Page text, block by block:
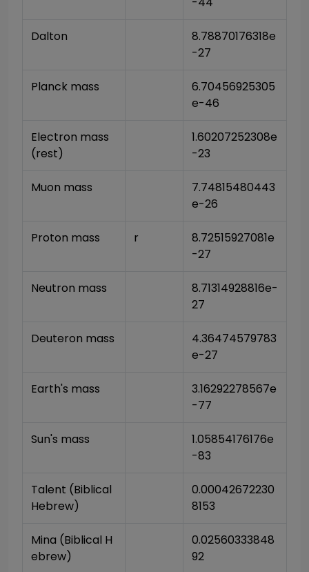
Dalton
8.78870176318e
-27
Planck mass
6.70456925305
e-46
Electron mass
(rest)
1.60207252308e
-23
Muon mass
7.74815480443
e-26
Proton mass r
8.72515927081e
-27
Neutron mass
8.71314928816e-
27
Deuteron mass
4.36474579783
e-27
Earth's mass
3.16292278567e
-77
Sun's mass
1.05854176176e
-83
Talent (Biblical
Hebrew)
0.00042672230
8153
Mina (Biblical H
ebrew)
0.02560333848
92